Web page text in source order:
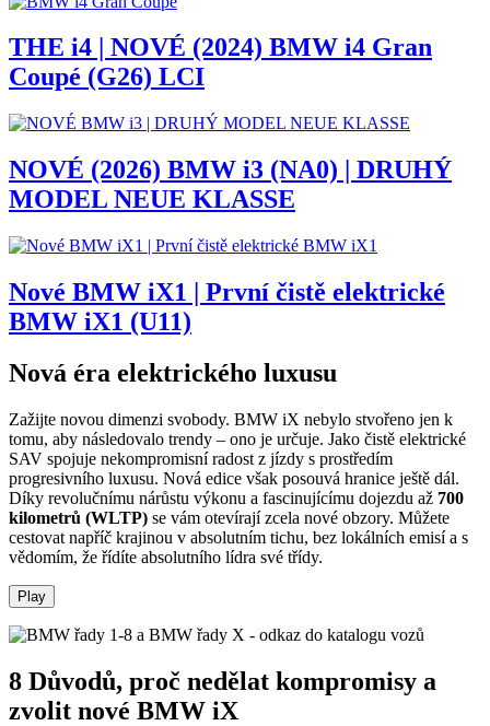
THE i4 | NOVÉ (2024) BMW i4 Gran
Coupé (G26) LCI
NOVÉ (2026) BMW i3 (NA0) | DRUHÝ
MODEL NEUE KLASSE
Nové BMW iX1 | První čistě elektrické
BMW iX1 (U11)
Nová éra elektrického luxusu
Zažijte novou dimenzi svobody. BMW iX nebylo stvořeno jen k
tomu, aby následovalo trendy – ono je určuje. Jako čistě elektrické
SAV spojuje nekompromisní radost z jízdy s prostředím
progresivního luxusu. Nová edice však posouvá hranice ještě dál.
Díky revolučnímu nárůstu výkonu a fascinujícímu dojezdu až 700
kilometrů (WLTP) se vám otevírají zcela nové obzory. Můžete
cestovat napříč krajinou v absolutním tichu, bez lokálních emisí a s
vědomím, že řídíte absolutního lídra své třídy.
Play
8 Důvodů, proč nedělat kompromisy a
zvolit nové BMW iX